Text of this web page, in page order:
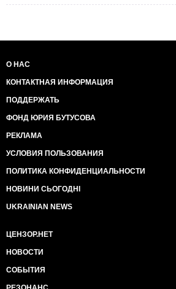
О НАС
КОНТАКТНАЯ ИНФОРМАЦИЯ
ПОДДЕРЖАТЬ
ФОНД ЮРИЯ БУТУСОВА
РЕКЛАМА
УСЛОВИЯ ПОЛЬЗОВАНИЯ
ПОЛИТИКА КОНФИДЕНЦИАЛЬНОСТИ
НОВИНИ СЬОГОДНІ
UKRAINIAN NEWS
ЦЕНЗОР.НЕТ
НОВОСТИ
СОБЫТИЯ